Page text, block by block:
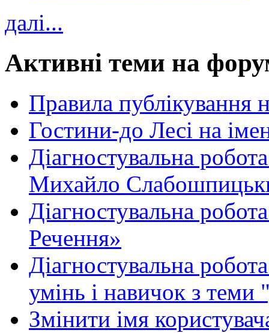
далі...
Активні теми на
Правила публікування
Гостини-до Лесі на
Діагностувальна
Михайло
Діагностувальна
Речення»
Діагностувальна
умінь і навичок з теми
Змінити імя